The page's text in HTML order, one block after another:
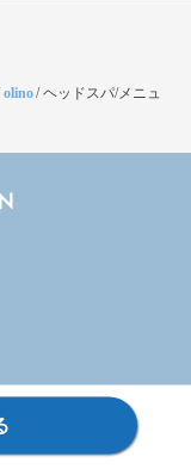
olino/ヘッドスパ/メニュ